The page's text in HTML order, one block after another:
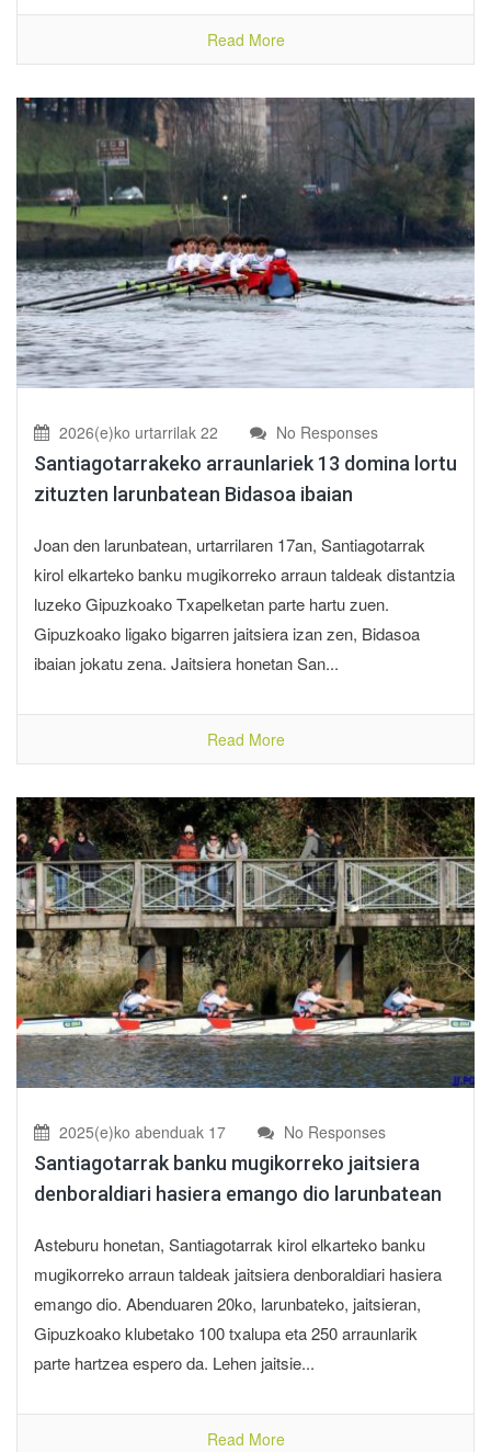
Read More
2026(e)ko urtarrilak 22 No Responses
Santiagotarrakeko arraunlariek 13 domina lortu
zituzten larunbatean Bidasoa ibaian
Joan den larunbatean, urtarrilaren 17an, Santiagotarrak
kirol elkarteko banku mugikorreko arraun taldeak distantzia
luzeko Gipuzkoako Txapelketan parte hartu zuen.
Gipuzkoako ligako bigarren jaitsiera izan zen, Bidasoa
ibaian jokatu zena. Jaitsiera honetan San...
Read More
2025(e)ko abenduak 17 No Responses
Santiagotarrak banku mugikorreko jaitsiera
denboraldiari hasiera emango dio larunbatean
Asteburu honetan, Santiagotarrak kirol elkarteko banku
mugikorreko arraun taldeak jaitsiera denboraldiari hasiera
emango dio. Abenduaren 20ko, larunbateko, jaitsieran,
Gipuzkoako klubetako 100 txalupa eta 250 arraunlarik
parte hartzea espero da. Lehen jaitsie...
Read More